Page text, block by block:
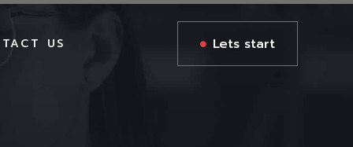
US Lets start